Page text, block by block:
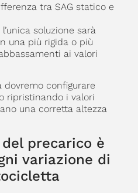
tra SAG statico e
soluzione sarà
una più rigida o più
ai valori
dovremo configurare
ripristinando i valori
una corretta altezza
precarico è
variazione di